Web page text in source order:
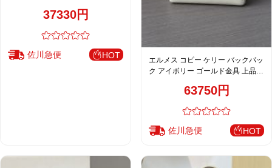
37330円
佐川急便 HOT
エルメス コピー ケリー バックパッ
ク アイボリー ゴールド金具 上品デ
63750円
佐川急便 HOT